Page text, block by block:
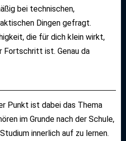
bei technischen,
Dingen gefragt.
die für dich klein wirkt,
Fortschritt ist. Genau da
Punkt ist dabei das Thema
im Grunde nach der Schule,
innerlich auf zu lernen.